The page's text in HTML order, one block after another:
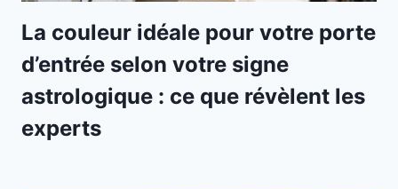
La couleur idéale pour votre porte
d’entrée selon votre signe
astrologique : ce que révèlent les
experts